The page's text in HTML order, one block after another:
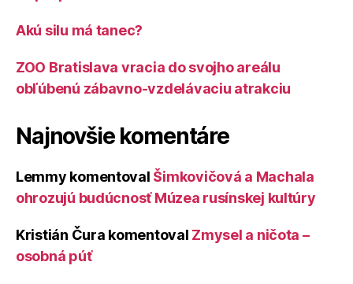
Akú silu má tanec?
ZOO Bratislava vracia do svojho areálu
obľúbenú zábavno-vzdelávaciu atrakciu
Najnovšie komentáre
Lemmy komentoval Šimkovičová a Machala
ohrozujú budúcnosť Múzea rusínskej kultúry
Kristián Čura komentoval Zmysel a ničota –
osobná púť